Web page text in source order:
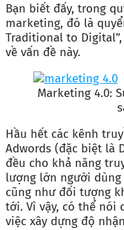
Bạn biết đấy, trong
marketing, đó là
Traditional to
về vấn đề này.
Marketing 4.0:
Hầu hết các kênh
Adwords (đặc biệt là
đều cho khả năng
lượng lớn người
cũng như đối tượng
tới. Vì vậy, có thể nói
việc xây dựng độ